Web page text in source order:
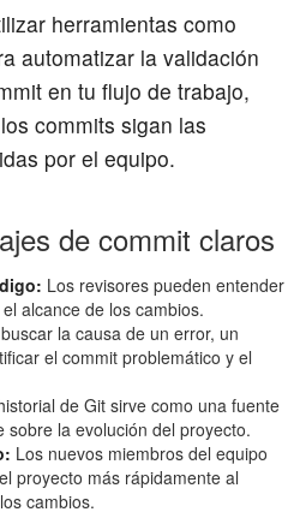
herramientas como
automatizar la validación
en tu flujo de trabajo,
commits sigan las
por el equipo.
de commit claros
Los revisores pueden entender
alcance de los cambios.
la causa de un error, un
el commit problemático y el
de Git sirve como una fuente
sobre la evolución del proyecto.
Los nuevos miembros del equipo
proyecto más rápidamente al
cambios.